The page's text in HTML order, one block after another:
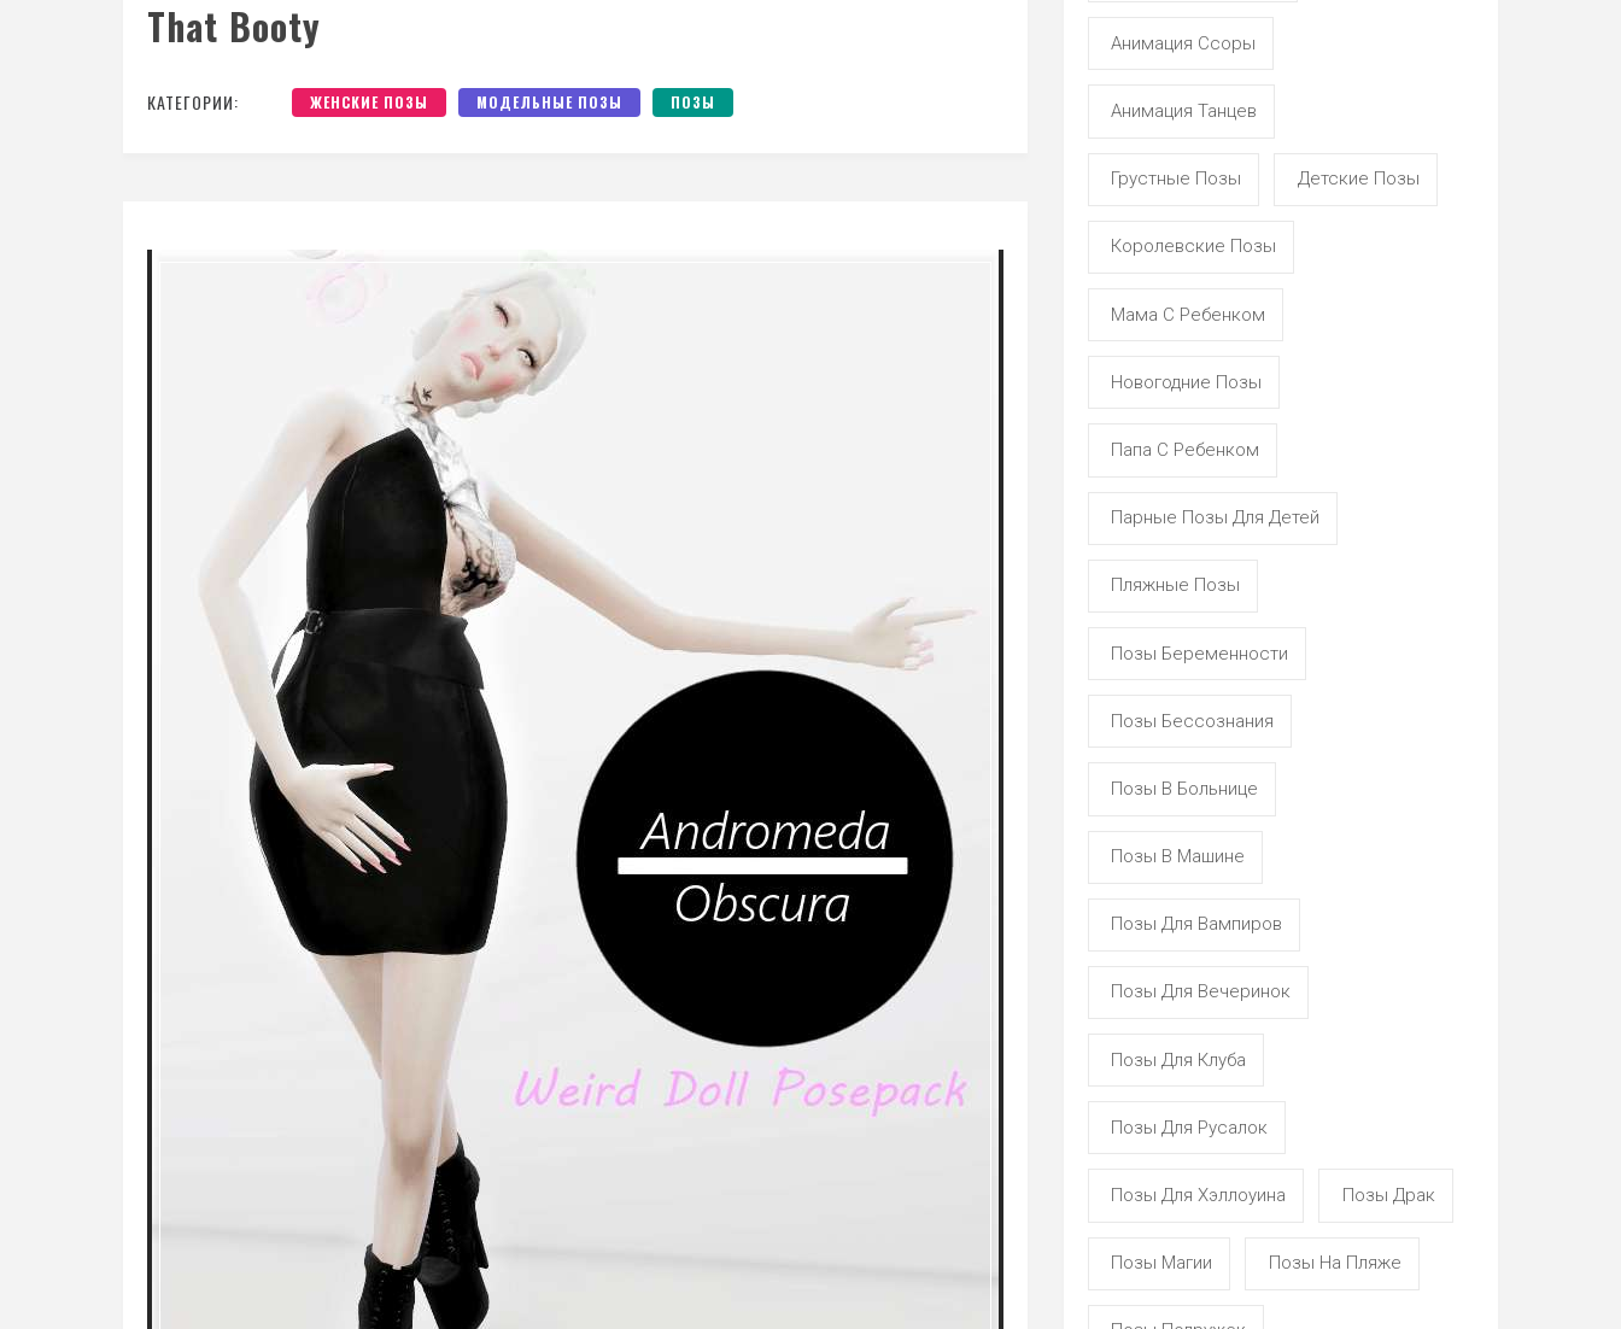
That Booty
КАТЕГОРИИ: ЖЕНСКИЕ ПОЗЫ МОДЕЛЬНЫЕ ПОЗЫ ПОЗЫ
Анимация Ссоры
Анимация Танцев
Грустные Позы Детские Позы
Королевские Позы
Мама С Ребенком
Новогодние Позы
Папа С Ребенком
Парные Позы Для Детей
Пляжные Позы
Позы Беременности
Позы Бессознания
Позы В Больнице
Позы В Машине
Позы Для Вампиров
Позы Для Вечеринок
Позы Для Клуба
Позы Для Русалок
Позы Для Хэллоуина Позы Драк
Позы Магии Позы На Пляже